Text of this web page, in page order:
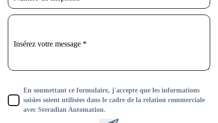
Insérez votre message *
En soumettant ce formulaire, j'accepte que les informations
saisies soient utilisées dans le cadre de la relation commerciale
avec Steradian Automation.